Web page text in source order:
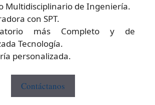
Multidisciplinario de Ingeniería.
con SPT.
más Completo y de
Tecnología.
personalizada.
Contáctanos